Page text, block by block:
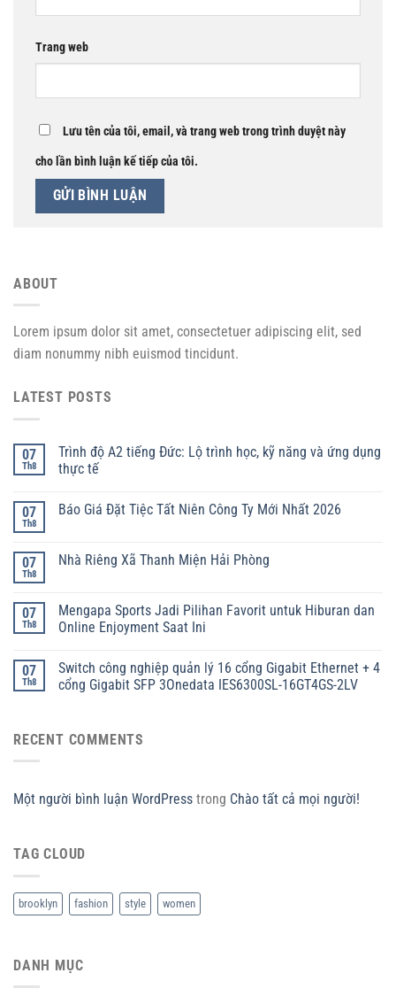
Trang web
Lưu tên của tôi, email, và trang web trong trình duyệt này
cho lần bình luận kế tiếp của tôi.
ABOUT
Lorem ipsum dolor sit amet, consectetuer adipiscing elit, sed
diam nonummy nibh euismod tincidunt.
LATEST POSTS
07
Th8
Trình độ A2 tiếng Đức: Lộ trình học, kỹ năng và ứng dụng
thực tế
07
Th8
Báo Giá Đặt Tiệc Tất Niên Công Ty Mới Nhất 2026
07
Th8
Nhà Riêng Xã Thanh Miện Hải Phòng
07
Th8
Mengapa Sports Jadi Pilihan Favorit untuk Hiburan dan
Online Enjoyment Saat Ini
07
Th8
Switch công nghiệp quản lý 16 cổng Gigabit Ethernet + 4
cổng Gigabit SFP 3Onedata IES6300SL-16GT4GS-2LV
RECENT COMMENTS
Một người bình luận WordPress trong Chào tất cả mọi người!
TAG CLOUD
brooklyn fashion style women
DANH MỤC